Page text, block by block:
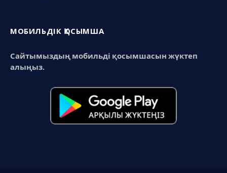
МОБИЛЬДІК ҚОСЫМША
Сайтымыздың мобильді қосымшасын жүктеп
алыңыз.